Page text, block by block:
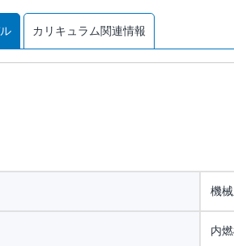
カリキュラム関連情報
機
内